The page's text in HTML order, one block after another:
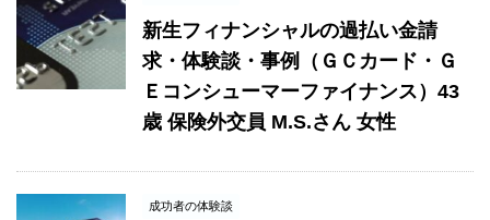
新生フィナンシャルの過払い金請
求・体験談・事例（ＧＣカード・Ｇ
Ｅコンシューマーファイナンス）43
歳 保険外交員 M.S.さん 女性
成功者の体験談